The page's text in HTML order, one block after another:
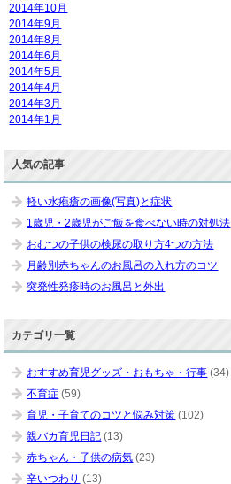
2014年10月
2014年9月
2014年8月
2014年6月
2014年5月
2014年4月
2014年3月
2014年1月
人気の記事
軽い水疱瘡の画像(写真)と症状
1歳児・2歳児がご飯を食べない時の対処法
おむつの子供の検尿の取り方4つの方法
月齢別赤ちゃんのお風呂の入れ方のコツ
突発性発疹時のお風呂と外出
カテゴリ一覧
おすすめ育児グッズ・おもちゃ・行事 (34)
不育症 (59)
育児・子育てのコツと悩み対策 (102)
親バカ育児日記 (13)
赤ちゃん・子供の病気 (23)
辛いつわり (13)